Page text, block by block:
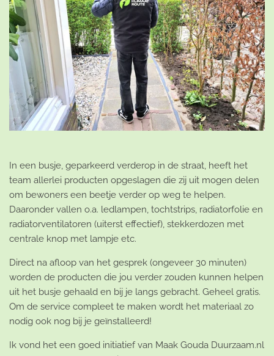
In een busje, geparkeerd verderop in de straat, heeft het
team allerlei producten opgeslagen die zij uit mogen delen
om bewoners een beetje verder op weg te helpen.
Daaronder vallen o.a. ledlampen, tochtstrips, radiatorfolie en
radiatorventilatoren (uiterst effectief), stekkerdozen met
centrale knop met lampje etc.
Direct na afloop van het gesprek (ongeveer 30 minuten)
worden de producten die jou verder zouden kunnen helpen
uit het busje gehaald en bij je langs gebracht. Geheel gratis.
Om de service compleet te maken wordt het materiaal zo
nodig ook nog bij je geïnstalleerd!
Ik vond het een goed initiatief van Maak Gouda Duurzaam.nl